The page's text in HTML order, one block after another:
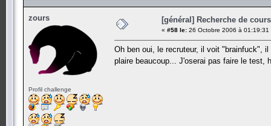
zours
Profil challenge
[général] Recherche de
« #58 le: 26 Octobre 2006 à 01:19:31
Oh ben oui, le recruteur, il voit "brainfuck",
plaire beaucoup... J'oserai pas faire le test,